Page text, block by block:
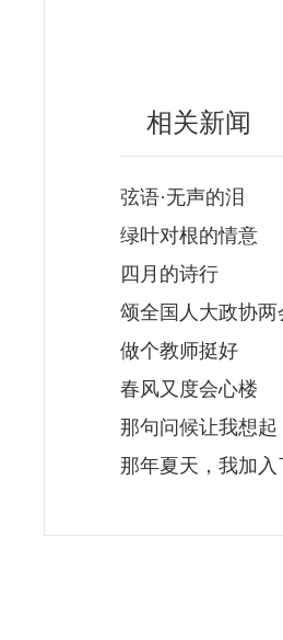
相关新闻
弦语·无声的泪
绿叶对根的情意
四月的诗行
颂全国人大政协两
做个教师挺好
春风又度会心楼
那句问候让我想起
那年夏天，我加入